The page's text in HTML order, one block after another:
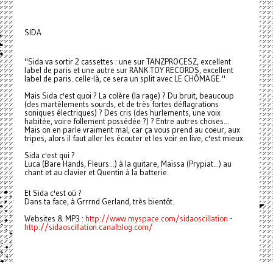
SIDA
"Sida va sortir 2 cassettes : une sur TANZPROCESZ, excellent
label de paris et une autre sur RANK TOY RECORDS, excellent
label de paris. celle-là, ce sera un split avec LE CHÔMAGE."
Mais Sida c'est quoi ? La colère (la rage) ? Du bruit, beaucoup
(des martèlements sourds, et de très fortes déflagrations
soniques électriques) ? Des cris (des hurlements, une voix
habitée, voire follement possédée ?) ? Entre autres choses...
Mais on en parle vraiment mal, car ça vous prend au coeur, aux
tripes, alors il faut aller les écouter et les voir en live, c'est mieux.
Sida c'est qui ?
Luca (Bare Hands, Fleurs...) à la guitare, Maïssa (Prypiat...) au
chant et au clavier et Quentin à la batterie.
Et Sida c'est où ?
Dans ta face, à Grrrnd Gerland, très bientôt.
Websites & MP3 : http://www.myspace.com/sidaoscillation -
http://sidaoscillation.canalblog.com/